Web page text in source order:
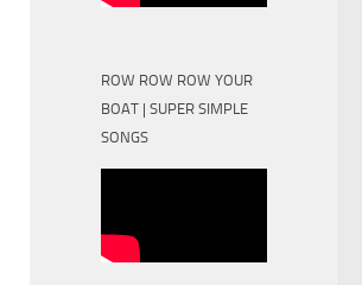
ROW ROW ROW YOUR
BOAT | SUPER SIMPLE
SONGS